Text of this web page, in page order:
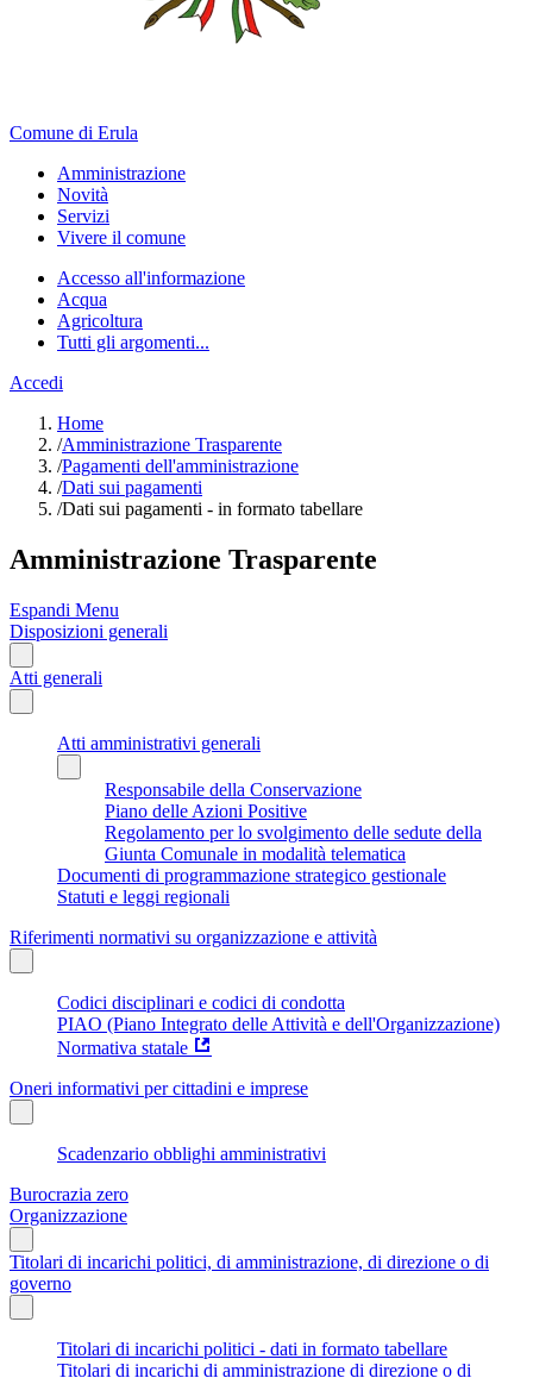
Comune di Erula
Amministrazione
Novità
Servizi
Vivere il comune
Accesso all'informazione
Acqua
Agricoltura
Tutti gli argomenti...
Accedi
Home
/Amministrazione Trasparente
/Pagamenti dell'amministrazione
/Dati sui pagamenti
/Dati sui pagamenti - in formato tabellare
Amministrazione Trasparente
Espandi Menu
Disposizioni generali
Atti generali
Atti amministrativi generali
Responsabile della Conservazione
Piano delle Azioni Positive
Regolamento per lo svolgimento delle sedute della
Giunta Comunale in modalità telematica
Documenti di programmazione strategico gestionale
Statuti e leggi regionali
Riferimenti normativi su organizzazione e attività
Codici disciplinari e codici di condotta
PIAO (Piano Integrato delle Attività e dell'Organizzazione)
Normativa statale
Oneri informativi per cittadini e imprese
Scadenzario obblighi amministrativi
Burocrazia zero
Organizzazione
Titolari di incarichi politici, di amministrazione, di direzione o di
governo
Titolari di incarichi politici - dati in formato tabellare
Titolari di incarichi di amministrazione di direzione o di